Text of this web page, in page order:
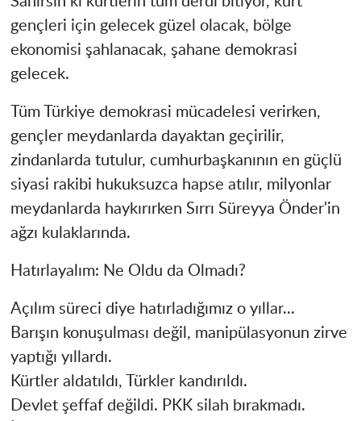
gençleri için gelecek güzel olacak, bölge
ekonomisi şahlanacak, şahane demokrasi
gelecek.
Tüm Türkiye demokrasi mücadelesi verirken,
gençler meydanlarda dayaktan geçirilir,
zindanlarda tutulur, cumhurbaşkanının en güçlü
siyasi rakibi hukuksuzca hapse atılır, milyonlar
meydanlarda haykırırken Sırrı Süreyya Önder'in
ağzı kulaklarında.
Hatırlayalım: Ne Oldu da Olmadı?
Açılım süreci diye hatırladığımız o yıllar...
Barışın konuşulması değil, manipülasyonun zirve
yaptığı yıllardı.
Kürtler aldatıldı, Türkler kandırıldı.
Devlet şeffaf değildi. PKK silah bırakmadı.